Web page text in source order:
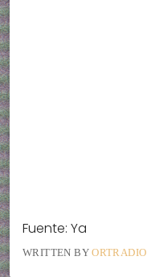
Fuente: Ya
WRITTEN BYORTRADIO